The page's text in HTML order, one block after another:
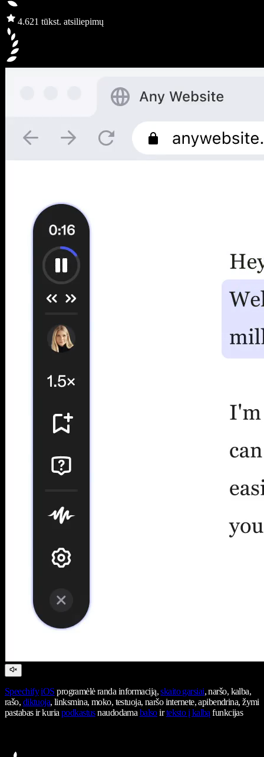
4.621 tūkst. atsiliepimų
Speechify iOS programėlė randa informaciją,skaito garsiai, naršo, kalba,
rašo, diktuoja, linksmina, moko, testuoja, naršo internete, apibendrina, žymi
pastabas ir kuriapodkastusnaudodamabalsoirteksto į kalbąfunkcijas